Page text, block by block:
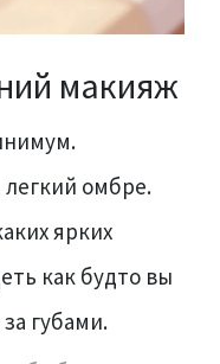
макияж
омбре.
ярких
как будто вы
губами.